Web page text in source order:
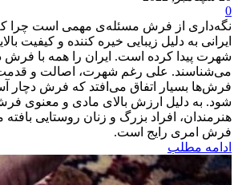
0
نگه‌داری از فرش مسئله‌ی مهمی است چرا
ایرانی به دلیل زیبایی خیره کننده و کیفیت
شهرت پیدا کرده است. ایران را همه با فرش
می‌شناسند. علی رغم شهرت، اصالت و قدمت
فرش‌ها بسیار اتفاق می‌افتد که فرش دچار
شود. به دلیل ارزش بالای مادی و معنوی
هنرمندان، افراد بزرگ و زنان روستایی
فرش امری رایج است.
ادامه مطلب